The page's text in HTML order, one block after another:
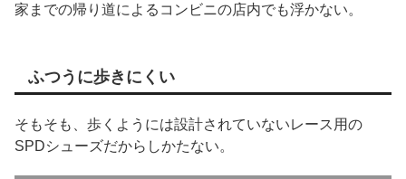
家までの帰り道によるコンビニの店内でも浮かない。
ふつうに歩きにくい
そもそも、歩くようには設計されていないレース用の
SPDシューズだからしかたない。